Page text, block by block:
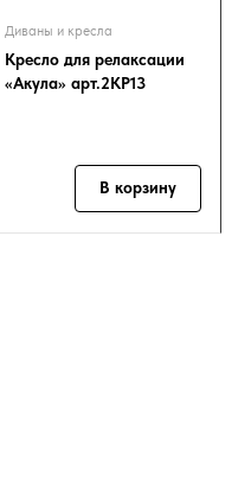
Диваны и кресла
Кресло для релаксации
«Акула» арт.2КР13
В корзину